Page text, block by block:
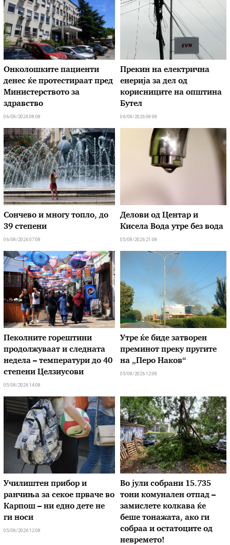
Онколошките пациенти
денес ќе протестираат пред
Министерството за
здравство
06/08/2026 08:08
Прекин на електрична
енерија за дел од
корисниците на општина
Бутел
06/08/2026 08:08
Сончево и многу топло, до
39 степени
06/08/2026 07:08
Делови од Центар и
Кисела Вода утре без вода
05/08/2026 21:08
Пеколните горештини
продолжуваат и следната
недела – температури до 40
степени Целзиусови
05/08/2026 14:08
Утре ќе биде затворен
преминот преку пругите
на „Перо Наков“
05/08/2026 12:08
Училиштен прибор и
ранчиња за секое прваче во
Карпош – ни едно дете не
ги носи
05/08/2026 12:08
Во јули собрани 15.735
тони комунален отпад –
замислете колкава ќе
беше тонажата, ако ги
собраа и остатоците од
невремето!